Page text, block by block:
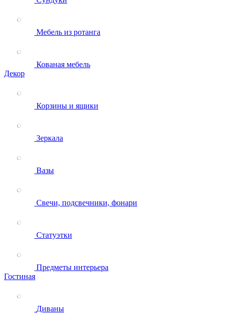
Мебель из ротанга
Кованая мебель
Декор
Корзины и ящики
Зеркала
Вазы
Свечи, подсвечники, фонари
Статуэтки
Предметы интерьера
Гостиная
Диваны